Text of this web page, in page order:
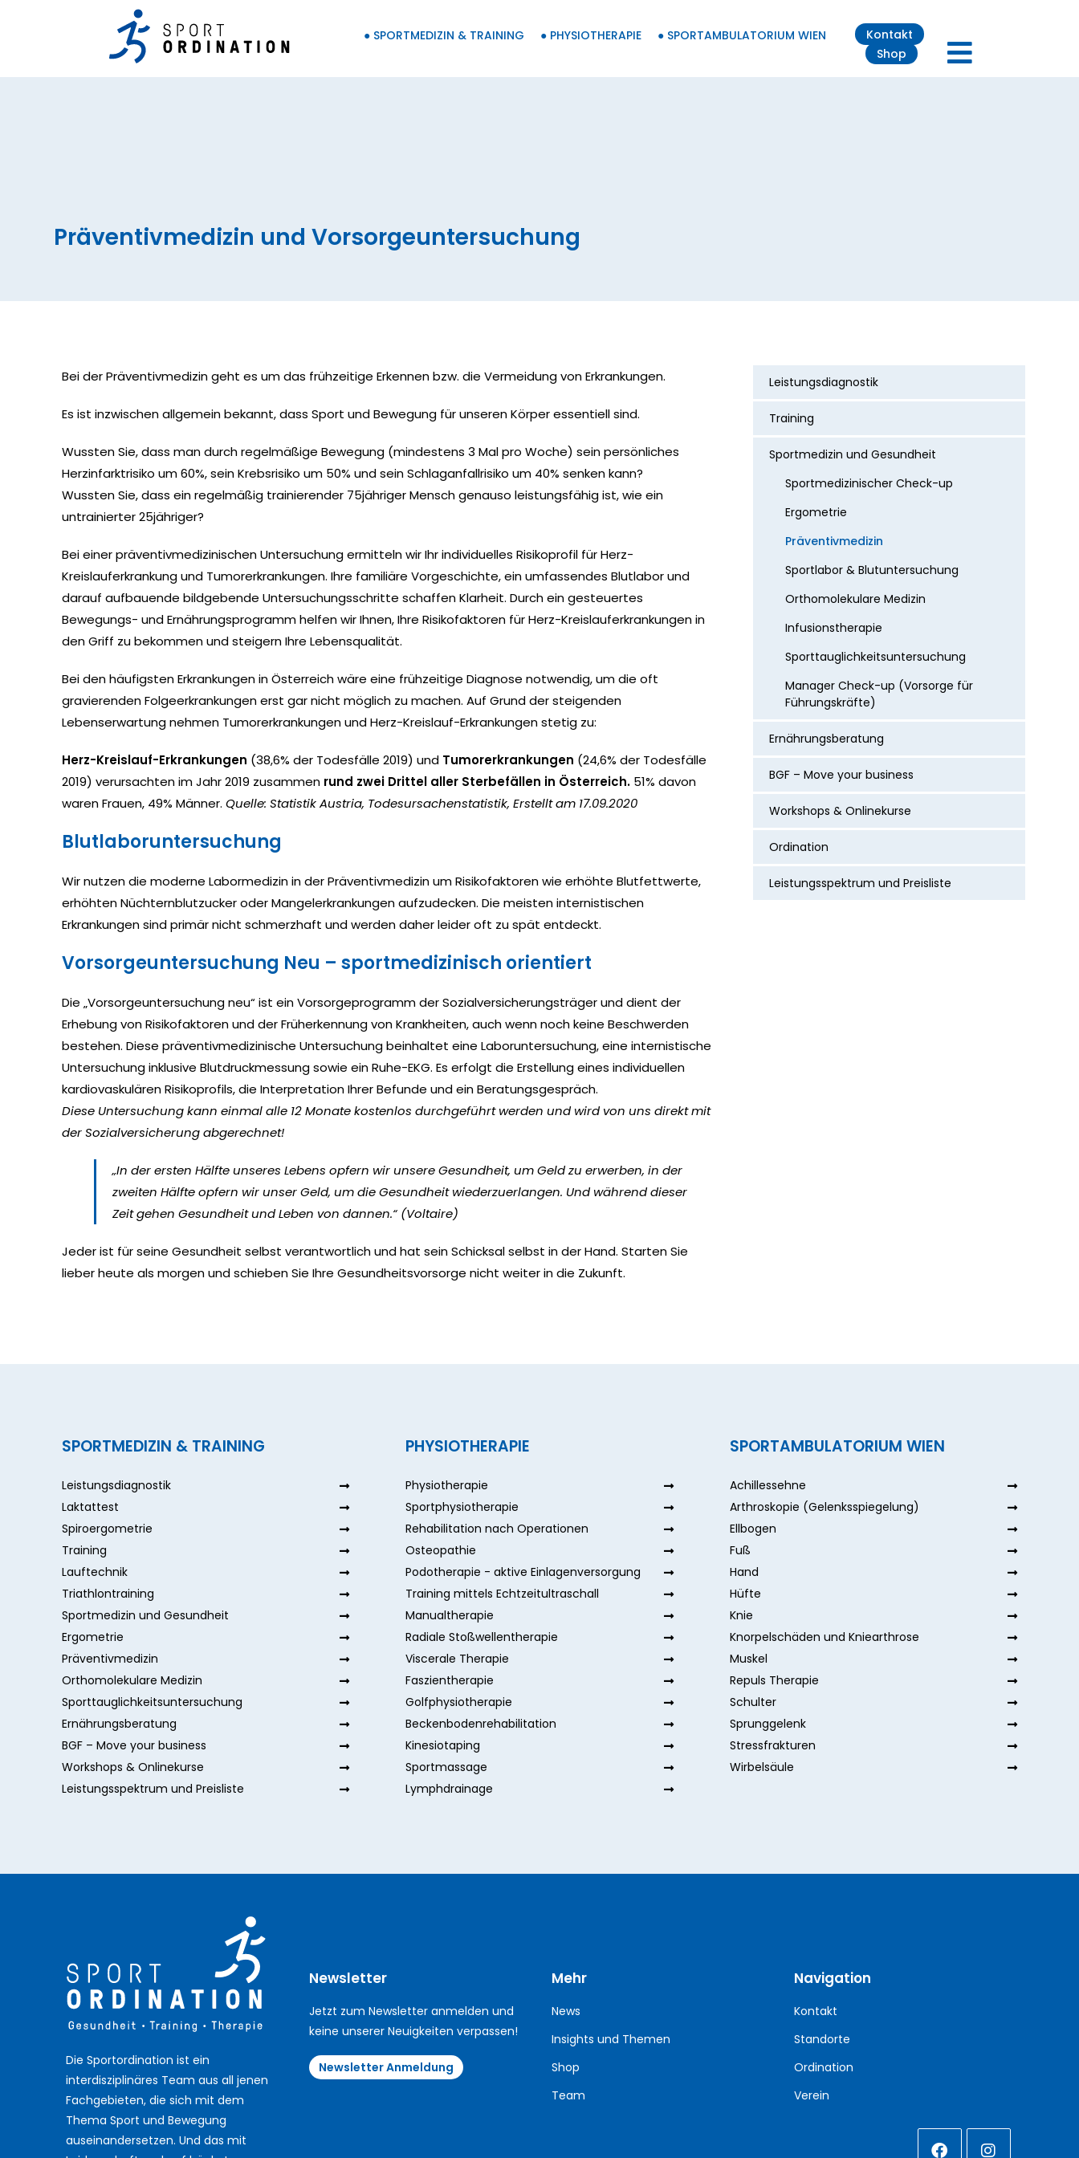
● SPORTMEDIZIN & TRAINING ● PHYSIOTHERAPIE ● SPORTAMBULATORIUM WIEN
Kontakt
Shop
Präventivmedizin und Vorsorgeuntersuchung
Bei der Präventivmedizin geht es um das frühzeitige Erkennen bzw. die Vermeidung von Erkrankungen.
Es ist inzwischen allgemein bekannt, dass Sport und Bewegung für unseren Körper essentiell sind.
Wussten Sie, dass man durch regelmäßige Bewegung (mindestens 3 Mal pro Woche) sein persönliches
Herzinfarktrisiko um 60%, sein Krebsrisiko um 50% und sein Schlaganfallrisiko um 40% senken kann?
Wussten Sie, dass ein regelmäßig trainierender 75jähriger Mensch genauso leistungsfähig ist, wie ein
untrainierter 25jähriger?
Bei einer präventivmedizinischen Untersuchung ermitteln wir Ihr individuelles Risikoprofil für Herz-
Kreislauferkrankung und Tumorerkrankungen. Ihre familiäre Vorgeschichte, ein umfassendes Blutlabor und
darauf aufbauende bildgebende Untersuchungsschritte schaffen Klarheit. Durch ein gesteuertes
Bewegungs- und Ernährungsprogramm helfen wir Ihnen, Ihre Risikofaktoren für Herz-Kreislauferkrankungen in
den Griff zu bekommen und steigern Ihre Lebensqualität.
Bei den häufigsten Erkrankungen in Österreich wäre eine frühzeitige Diagnose notwendig, um die oft
gravierenden Folgeerkrankungen erst gar nicht möglich zu machen. Auf Grund der steigenden
Lebenserwartung nehmen Tumorerkrankungen und Herz-Kreislauf-Erkrankungen stetig zu:
Herz-Kreislauf-Erkrankungen (38,6% der Todesfälle 2019) und Tumorerkrankungen (24,6% der Todesfälle
2019) verursachten im Jahr 2019 zusammen rund zwei Drittel aller Sterbefällen in Österreich. 51% davon
waren Frauen, 49% Männer.Quelle: Statistik Austria, Todesursachenstatistik, Erstellt am 17.09.2020
Blutlaboruntersuchung
Wir nutzen die moderne Labormedizin in der Präventivmedizin um Risikofaktoren wie erhöhte Blutfettwerte,
erhöhten Nüchternblutzucker oder Mangelerkrankungen aufzudecken. Die meisten internistischen
Erkrankungen sind primär nicht schmerzhaft und werden daher leider oft zu spät entdeckt.
Vorsorgeuntersuchung Neu – sportmedizinisch orientiert
Die „Vorsorgeuntersuchung neu“ ist ein Vorsorgeprogramm der Sozialversicherungsträger und dient der
Erhebung von Risikofaktoren und der Früherkennung von Krankheiten, auch wenn noch keine Beschwerden
bestehen. Diese präventivmedizinische Untersuchung beinhaltet eine Laboruntersuchung, eine internistische
Untersuchung inklusive Blutdruckmessung sowie ein Ruhe-EKG. Es erfolgt die Erstellung eines individuellen
kardiovaskulären Risikoprofils, die Interpretation Ihrer Befunde und ein Beratungsgespräch.
Diese Untersuchung kann einmal alle 12 Monate kostenlos durchgeführt werden und wird von uns direkt mit
der Sozialversicherung abgerechnet!
„In der ersten Hälfte unseres Lebens opfern wir unsere Gesundheit, um Geld zu erwerben, in der
zweiten Hälfte opfern wir unser Geld, um die Gesundheit wiederzuerlangen. Und während dieser
Zeit gehen Gesundheit und Leben von dannen.“ (Voltaire)
Jeder ist für seine Gesundheit selbst verantwortlich und hat sein Schicksal selbst in der Hand. Starten Sie
lieber heute als morgen und schieben Sie Ihre Gesundheitsvorsorge nicht weiter in die Zukunft.
Leistungsdiagnostik
Training
Sportmedizin und Gesundheit
Sportmedizinischer Check-up
Ergometrie
Präventivmedizin
Sportlabor & Blutuntersuchung
Orthomolekulare Medizin
Infusionstherapie
Sporttauglichkeitsuntersuchung
Manager Check-up (Vorsorge für
Führungskräfte)
Ernährungsberatung
BGF – Move your business
Workshops & Onlinekurse
Ordination
Leistungsspektrum und Preisliste
SPORTMEDIZIN & TRAINING
Leistungsdiagnostik
Laktattest
Spiroergometrie
Training
Lauftechnik
Triathlontraining
Sportmedizin und Gesundheit
Ergometrie
Präventivmedizin
Orthomolekulare Medizin
Sporttauglichkeitsuntersuchung
Ernährungsberatung
BGF – Move your business
Workshops & Onlinekurse
Leistungsspektrum und Preisliste
PHYSIOTHERAPIE
Physiotherapie
Sportphysiotherapie
Rehabilitation nach Operationen
Osteopathie
Podotherapie - aktive Einlagenversorgung
Training mittels Echtzeitultraschall
Manualtherapie
Radiale Stoßwellentherapie
Viscerale Therapie
Faszientherapie
Golfphysiotherapie
Beckenbodenrehabilitation
Kinesiotaping
Sportmassage
Lymphdrainage
SPORTAMBULATORIUM WIEN
Achillessehne
Arthroskopie (Gelenksspiegelung)
Ellbogen
Fuß
Hand
Hüfte
Knie
Knorpelschäden und Kniearthrose
Muskel
Repuls Therapie
Schulter
Sprunggelenk
Stressfrakturen
Wirbelsäule
Die Sportordination ist ein
interdisziplinäres Team aus all jenen
Fachgebieten, die sich mit dem
Thema Sport und Bewegung
auseinandersetzen. Und das mit
Newsletter
Jetzt zum Newsletter anmelden und
keine unserer Neuigkeiten verpassen!
Newsletter Anmeldung
Mehr
News
Insights und Themen
Shop
Team
Navigation
Kontakt
Standorte
Ordination
Verein